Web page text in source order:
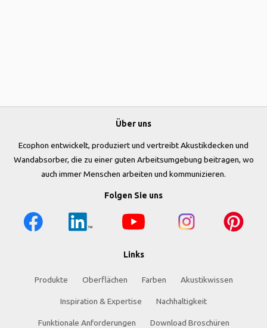
Über uns
Ecophon entwickelt, produziert und vertreibt Akustikdecken und
Wandabsorber, die zu einer guten Arbeitsumgebung beitragen, wo
auch immer Menschen arbeiten und kommunizieren.
Folgen Sie uns
Links
Produkte Oberflächen Farben Akustikwissen
Inspiration & Expertise Nachhaltigkeit
Funktionale Anforderungen Download Broschüren